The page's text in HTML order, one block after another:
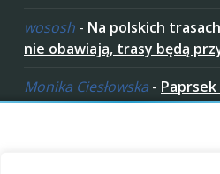
wososh - Na polskich
nie obawiają, trasy będą
Monika Ciesłowska - Paprsek
w „czeskich Bieszczadach”